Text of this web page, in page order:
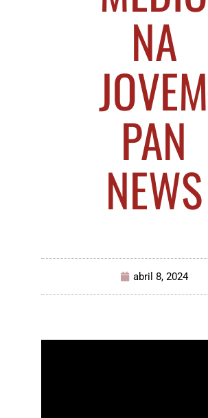
NA
JOVEM
PAN
NEWS
abril 8, 2024